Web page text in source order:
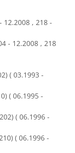
12.2008 , 218 -
- 12.2008 , 218
( 03.1993 -
( 06.1995 -
( 06.1996 -
( 06.1996 -